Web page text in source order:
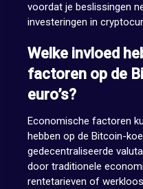
voordat je beslissingen
investeringen in
Welke invloed
factoren op de
euro’s?
Economische factoren
hebben op de Bitcoin-
gedecentraliseerde
door traditionele
rentetarieven of